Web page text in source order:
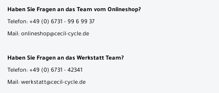
Haben Sie Fragen an das Team vom Onlineshop?
Telefon: +49 (0) 6731 - 99 6 99 37
Mail: onlineshop@cecil-cycle.de
Haben Sie Fragen an das Werkstatt Team?
Telefon: +49 (0) 6731 - 42341
Mail: werkstatt@cecil-cycle.de